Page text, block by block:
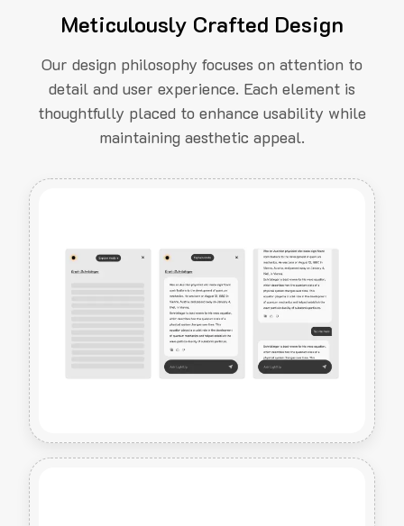
Meticulously Crafted Design
Our design philosophy focuses on attention to
detail and user experience. Each element is
thoughtfully placed to enhance usability while
maintaining aesthetic appeal.